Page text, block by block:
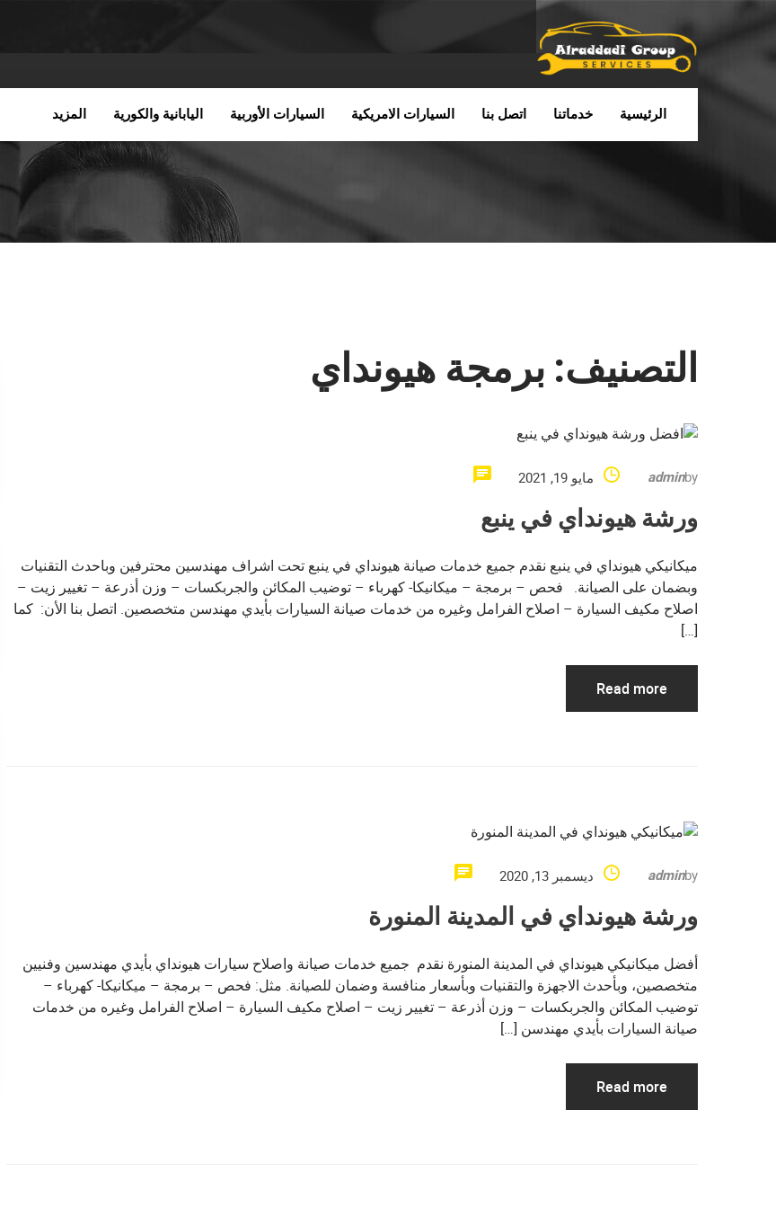
الرئيسية خدماتنا اتصل بنا السيارات الامريكية السيارات الأوربية اليابانية والكورية المزيد
التصنيف: برمجة هيونداي
by
admin مايو 19, 2021
ورشة هيونداي في ينبع
ميكانيكي هيونداي في ينبع نقدم جميع خدمات صيانة هيونداي في ينبع تحت اشراف مهندسين محترفين وباحدث التقنيات
وبضمان على الصيانة. فحص – برمجة – ميكانيكا- كهرباء – توضيب المكائن والجربكسات – وزن أذرعة – تغيير زيت –
اصلاح مكيف السيارة – اصلاح الفرامل وغيره من خدمات صيانة السيارات بأيدي مهندسن متخصصين. اتصل بنا الأن: كما
[…]
Read more
by
admin ديسمبر 13, 2020
ورشة هيونداي في المدينة المنورة
أفضل ميكانيكي هيونداي في المدينة المنورة نقدم جميع خدمات صيانة واصلاح سيارات هيونداي بأيدي مهندسين وفنيين
متخصصين، وبأحدث الاجهزة والتقنيات وبأسعار منافسة وضمان للصيانة. مثل: فحص – برمجة – ميكانيكا- كهرباء –
توضيب المكائن والجربكسات – وزن أذرعة – تغيير زيت – اصلاح مكيف السيارة – اصلاح الفرامل وغيره من خدمات
صيانة السيارات بأيدي مهندسن […]
Read more